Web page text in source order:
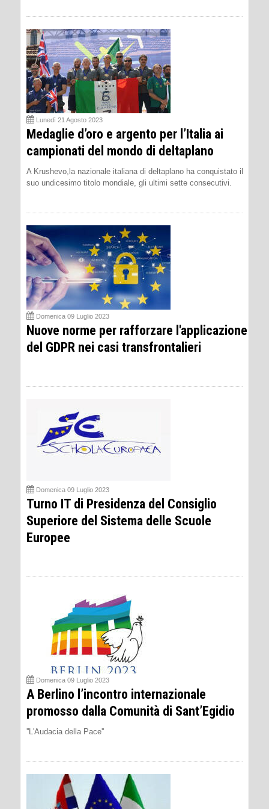
Lunedì 21 Agosto 2023
Medaglie d’oro e argento per l’Italia ai
campionati del mondo di deltaplano
A Krushevo,la nazionale italiana di deltaplano ha conquistato il
suo undicesimo titolo mondiale, gli ultimi sette consecutivi.
Domenica 09 Luglio 2023
Nuove norme per rafforzare l'applicazione
del GDPR nei casi transfrontalieri
Domenica 09 Luglio 2023
Turno IT di Presidenza del Consiglio
Superiore del Sistema delle Scuole
Europee
Domenica 09 Luglio 2023
A Berlino l’incontro internazionale
promosso dalla Comunità di Sant’Egidio
''L'Audacia della Pace''